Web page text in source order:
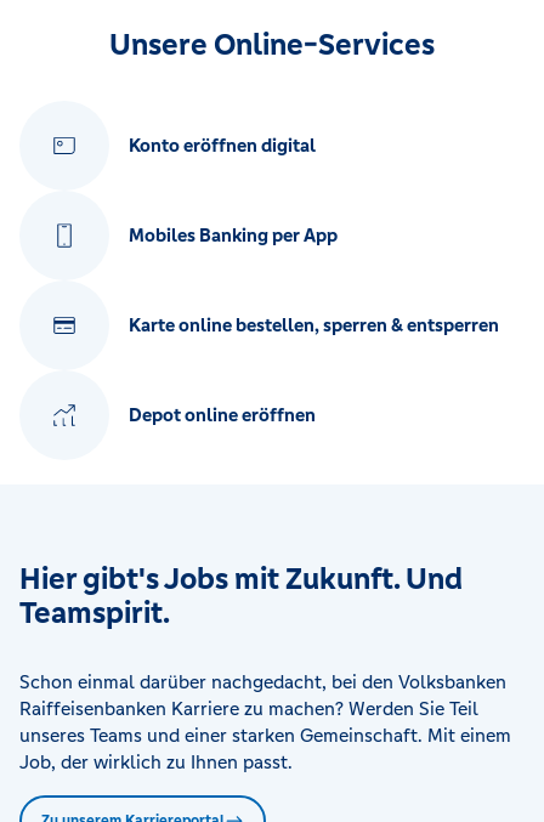
Unsere Online-Services
Konto eröffnen digital
Mobiles Banking per App
Karte online bestellen, sperren & entsperren
Depot online eröffnen
Hier gibt's Jobs mit Zukunft. Und
Teamspirit.
Schon einmal darüber nachgedacht, bei den Volksbanken
Raiffeisenbanken Karriere zu machen? Werden Sie Teil
unseres Teams und einer starken Gemeinschaft. Mit einem
Job, der wirklich zu Ihnen passt.